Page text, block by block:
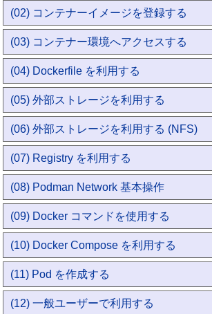
(02) コンテナーイメージを登録する
(03) コンテナー環境へアクセスする
(04) Dockerfile を利用する
(05) 外部ストレージを利用する
(06) 外部ストレージを利用する (NFS)
(07) Registry を利用する
(08) Podman Network 基本操作
(09) Docker コマンドを使用する
(10) Docker Compose を利用する
(11) Pod を作成する
(12) 一般ユーザーで利用する